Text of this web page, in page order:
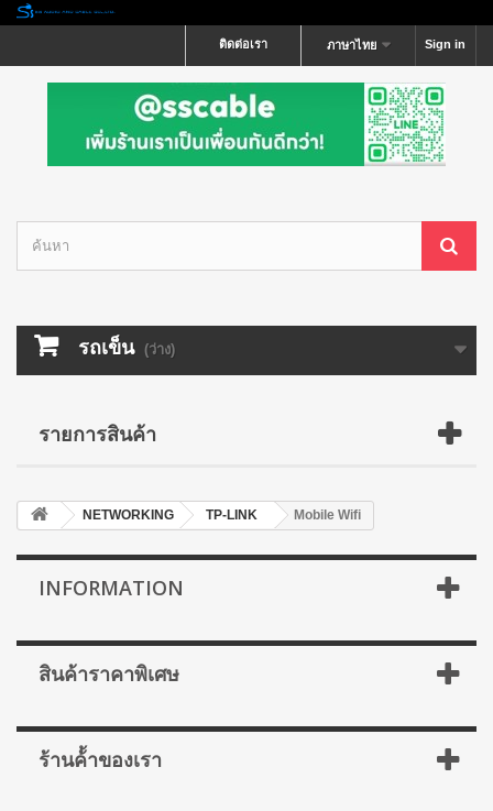
Sign in
ภาษาไทย
ติดต่อเรา
รถเข็น (ว่าง)
รายการสินค้า
NETWORKING TP-LINK Mobile Wifi
INFORMATION
สินค้าราคาพิเศษ
ร้านค้้าของเรา